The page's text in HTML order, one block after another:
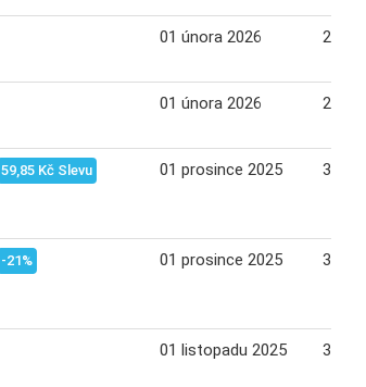
01 února 2026 28
01 února 2026 28
59,85 Kč Slevu 01 prosince 2025 31
-21% 01 prosince 2025 31
01 listopadu 2025 30